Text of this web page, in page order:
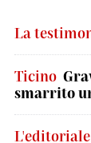
La
Ticino
smarrito
L'editoriale